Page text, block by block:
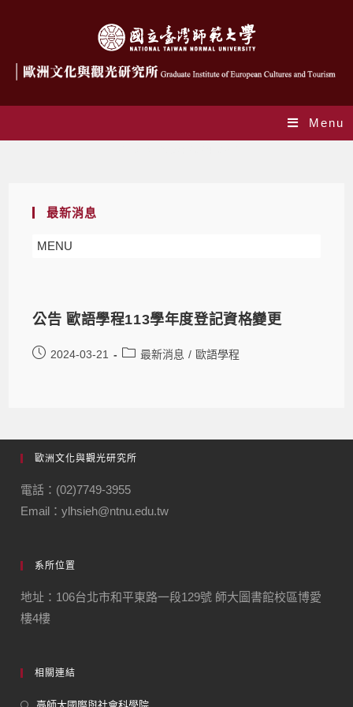
Menu
最新消息
MENU
公告 歐語學程113學年度登記資格變更
2024-03-21 最新消息 / 歐語學程
歐洲文化與觀光研究所
電話：(02)7749-3955
Email：ylhsieh@ntnu.edu.tw
系所位置
地址：106台北市和平東路一段129號 師大圖書館校區博愛
樓4樓
相關連結